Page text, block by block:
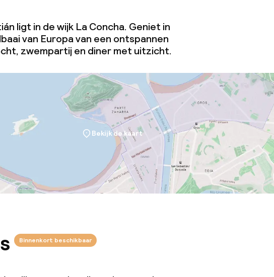
ligt in de wijk La Concha. Geniet in
van Europa van een ontspannen
zwempartij en diner met uitzicht.
Bekijk de kaart
Binnenkort beschikbaar